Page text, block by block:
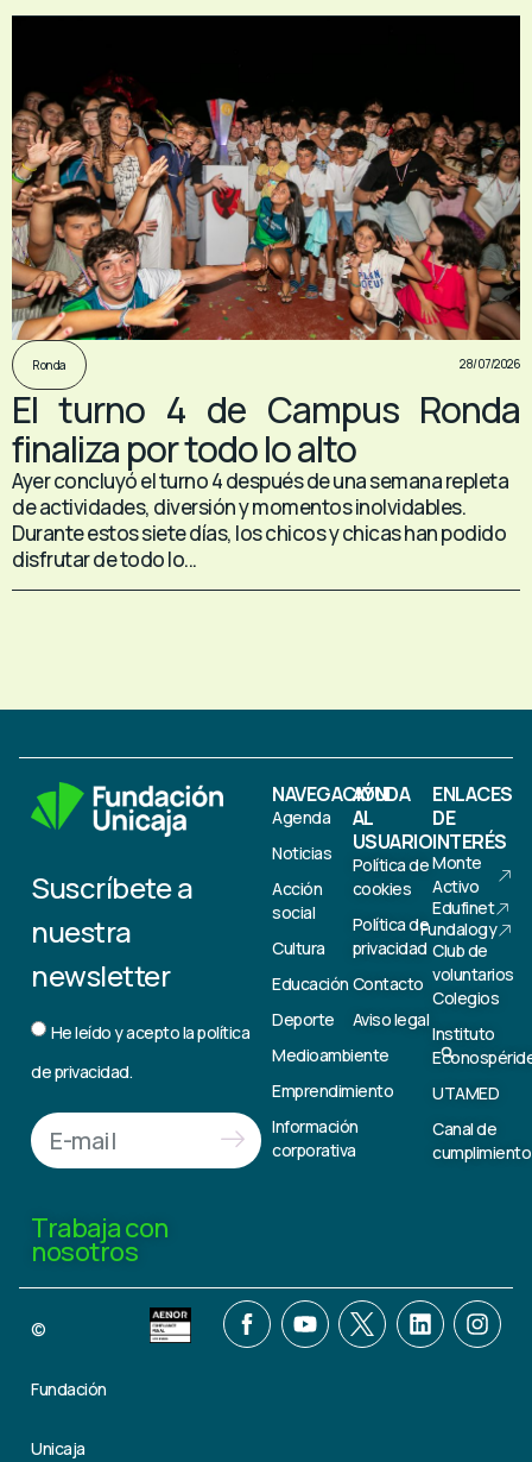
Ronda 28/07/2026
El turno 4 de Campus Ronda
finaliza por todo lo alto
Ayer concluyó el turno 4 después de una semana repleta
de actividades, diversión y momentos inolvidables.
Durante estos siete días, los chicos y chicas han podido
disfrutar de todo lo...
Suscríbete a
nuestra
newsletter
He leído y acepto lapolítica
de privacidad.
Trabaja con
nosotros
NAVEGACIÓN
Agenda
Noticias
Acción
social
Cultura
Educación
Deporte
Medioambiente
Emprendimiento
Información
corporativa
AYUDA
AL
USUARIO
Política de
cookies
Política de
privacidad
Contacto
Aviso legal
ENLACES
DE
INTERÉS
Monte
Activo
Edufinet
Fundalogy
Club de
voluntarios
Colegios
Instituto
UTAMED
Canal de
cumplimiento
©
Fundación
Unicaja